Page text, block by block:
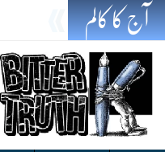
آج کا کالم